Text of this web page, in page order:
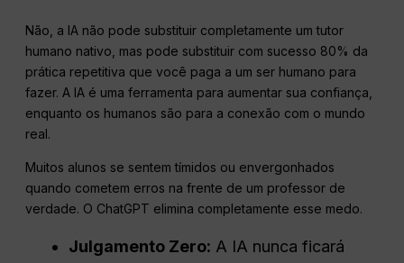
Não, a IA não pode substituir completamente um tutor
humano nativo, mas pode substituir com sucesso 80% da
prática repetitiva que você paga a um ser humano para
fazer. A IA é uma ferramenta para aumentar sua confiança,
enquanto os humanos são para a conexão com o mundo
real.
Muitos alunos se sentem tímidos ou envergonhados
quando cometem erros na frente de um professor de
verdade. O ChatGPT elimina completamente esse medo.
Julgamento Zero: A IA nunca ficará